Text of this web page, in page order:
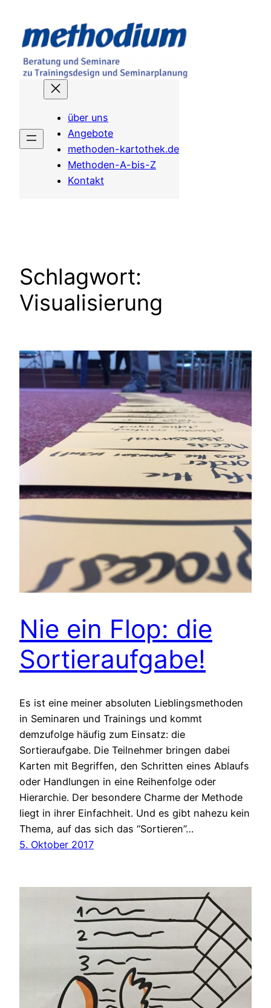
Inhalt
springen
über uns
Angebote
methoden-kartothek.de
Methoden-A-bis-Z
Kontakt
Schlagwort:
Visualisierung
Nie ein Flop: die
Sortieraufgabe!
Es ist eine meiner absoluten Lieblingsmethoden
in Seminaren und Trainings und kommt
demzufolge häufig zum Einsatz: die
Sortieraufgabe. Die Teilnehmer bringen dabei
Karten mit Begriffen, den Schritten eines Ablaufs
oder Handlungen in eine Reihenfolge oder
Hierarchie. Der besondere Charme der Methode
liegt in ihrer Einfachheit. Und es gibt nahezu kein
Thema, auf das sich das “Sortieren”…
5. Oktober 2017